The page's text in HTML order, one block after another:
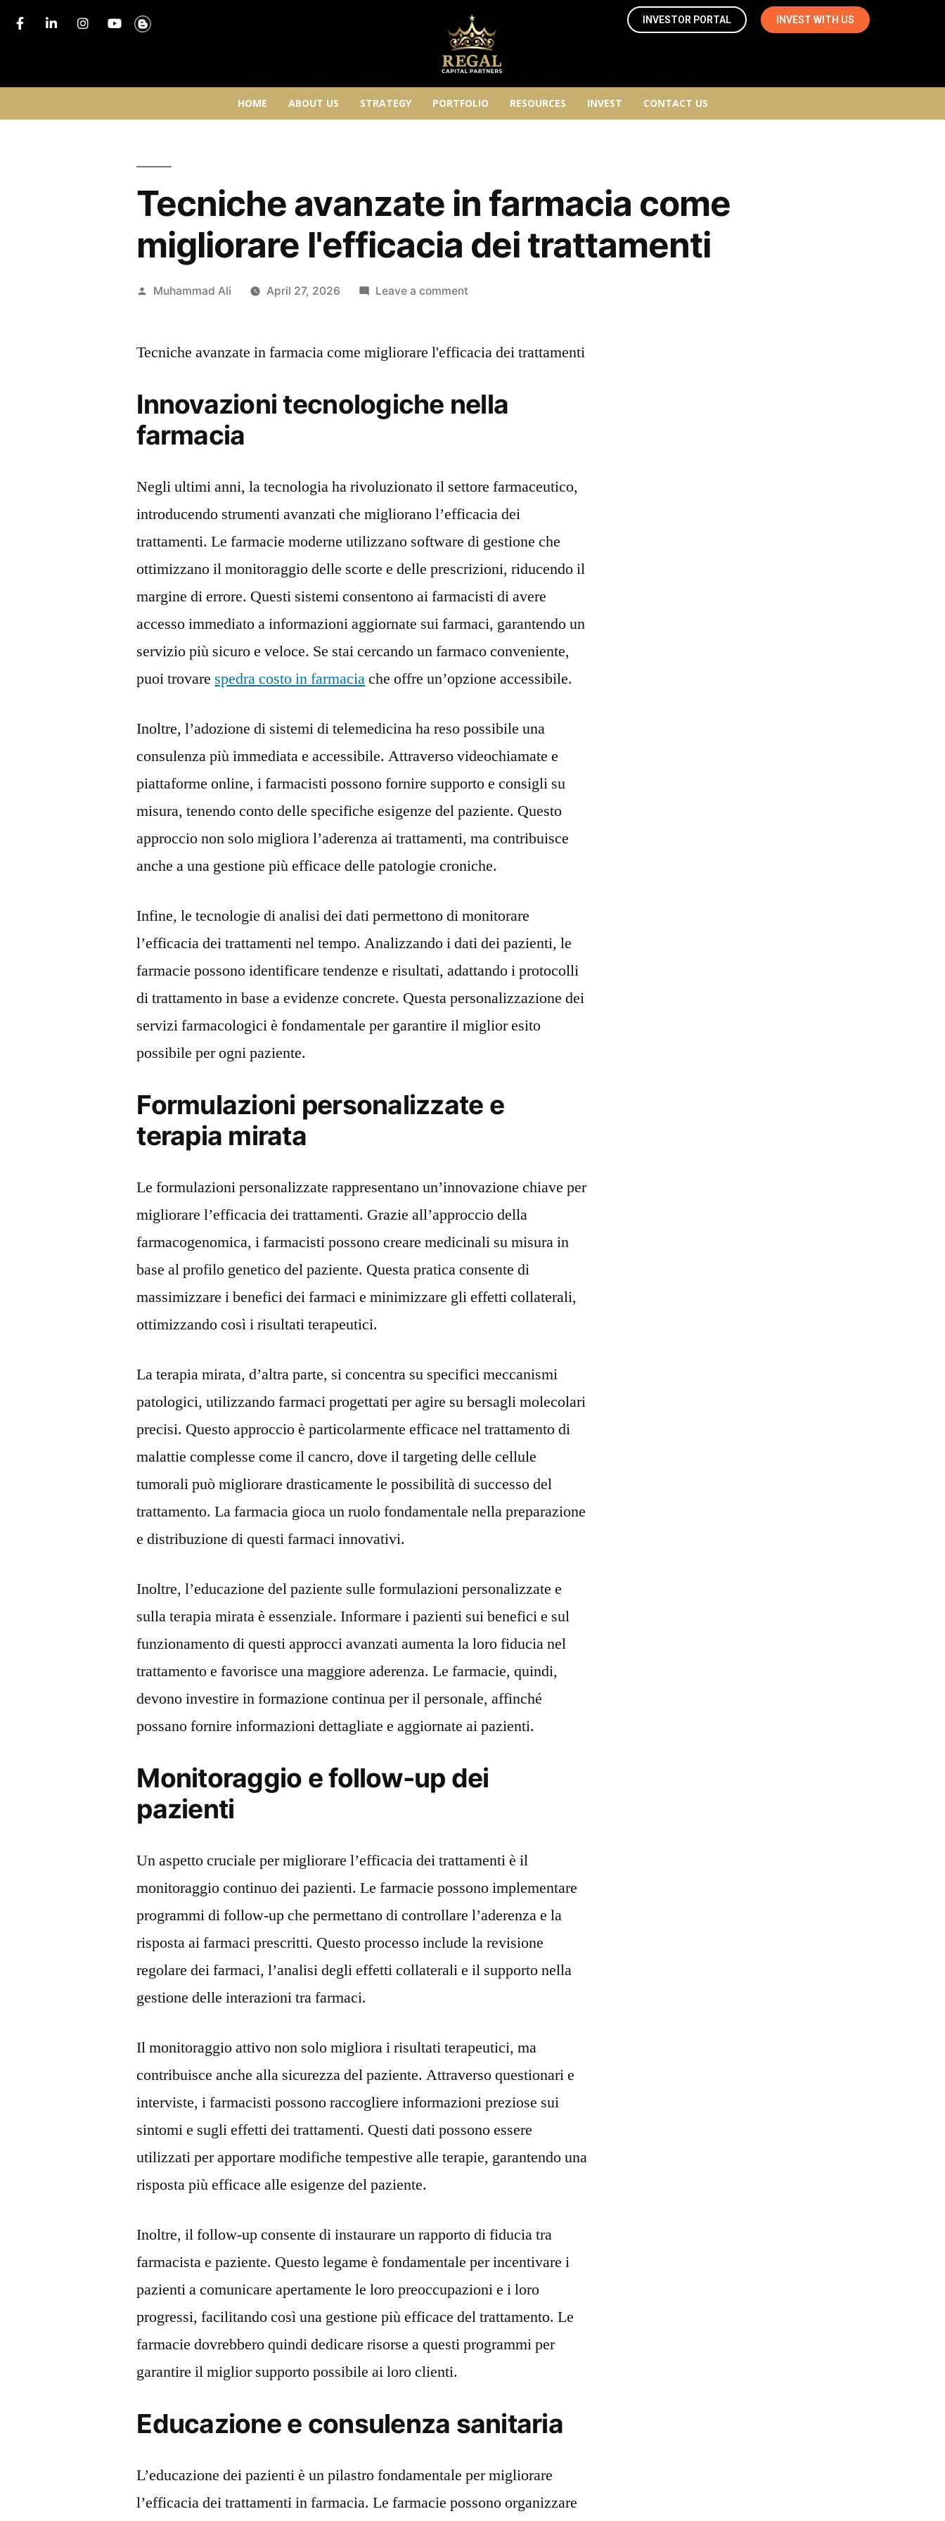
INVESTOR PORTAL INVEST WITH US
HOME ABOUT US STRATEGY PORTFOLIO RESOURCES INVEST CONTACT US
Tecniche avanzate in farmacia come
migliorare l'efficacia dei trattamenti
Muhammad Ali April 27, 2026 Leave a comment
Tecniche avanzate in farmacia come migliorare l'efficacia dei trattamenti
Innovazioni tecnologiche nella
farmacia
Negli ultimi anni, la tecnologia ha rivoluzionato il settore farmaceutico,
introducendo strumenti avanzati che migliorano l’efficacia dei
trattamenti. Le farmacie moderne utilizzano software di gestione che
ottimizzano il monitoraggio delle scorte e delle prescrizioni, riducendo il
margine di errore. Questi sistemi consentono ai farmacisti di avere
accesso immediato a informazioni aggiornate sui farmaci, garantendo un
servizio più sicuro e veloce. Se stai cercando un farmaco conveniente,
puoi trovare spedra costo in farmaciache offre un’opzione accessibile.
Inoltre, l’adozione di sistemi di telemedicina ha reso possibile una
consulenza più immediata e accessibile. Attraverso videochiamate e
piattaforme online, i farmacisti possono fornire supporto e consigli su
misura, tenendo conto delle specifiche esigenze del paziente. Questo
approccio non solo migliora l’aderenza ai trattamenti, ma contribuisce
anche a una gestione più efficace delle patologie croniche.
Infine, le tecnologie di analisi dei dati permettono di monitorare
l’efficacia dei trattamenti nel tempo. Analizzando i dati dei pazienti, le
farmacie possono identificare tendenze e risultati, adattando i protocolli
di trattamento in base a evidenze concrete. Questa personalizzazione dei
servizi farmacologici è fondamentale per garantire il miglior esito
possibile per ogni paziente.
Formulazioni personalizzate e
terapia mirata
Le formulazioni personalizzate rappresentano un’innovazione chiave per
migliorare l’efficacia dei trattamenti. Grazie all’approccio della
farmacogenomica, i farmacisti possono creare medicinali su misura in
base al profilo genetico del paziente. Questa pratica consente di
massimizzare i benefici dei farmaci e minimizzare gli effetti collaterali,
ottimizzando così i risultati terapeutici.
La terapia mirata, d’altra parte, si concentra su specifici meccanismi
patologici, utilizzando farmaci progettati per agire su bersagli molecolari
precisi. Questo approccio è particolarmente efficace nel trattamento di
malattie complesse come il cancro, dove il targeting delle cellule
tumorali può migliorare drasticamente le possibilità di successo del
trattamento. La farmacia gioca un ruolo fondamentale nella preparazione
e distribuzione di questi farmaci innovativi.
Inoltre, l’educazione del paziente sulle formulazioni personalizzate e
sulla terapia mirata è essenziale. Informare i pazienti sui benefici e sul
funzionamento di questi approcci avanzati aumenta la loro fiducia nel
trattamento e favorisce una maggiore aderenza. Le farmacie, quindi,
devono investire in formazione continua per il personale, affinché
possano fornire informazioni dettagliate e aggiornate ai pazienti.
Monitoraggio e follow-up dei
pazienti
Un aspetto cruciale per migliorare l’efficacia dei trattamenti è il
monitoraggio continuo dei pazienti. Le farmacie possono implementare
programmi di follow-up che permettano di controllare l’aderenza e la
risposta ai farmaci prescritti. Questo processo include la revisione
regolare dei farmaci, l’analisi degli effetti collaterali e il supporto nella
gestione delle interazioni tra farmaci.
Il monitoraggio attivo non solo migliora i risultati terapeutici, ma
contribuisce anche alla sicurezza del paziente. Attraverso questionari e
interviste, i farmacisti possono raccogliere informazioni preziose sui
sintomi e sugli effetti dei trattamenti. Questi dati possono essere
utilizzati per apportare modifiche tempestive alle terapie, garantendo una
risposta più efficace alle esigenze del paziente.
Inoltre, il follow-up consente di instaurare un rapporto di fiducia tra
farmacista e paziente. Questo legame è fondamentale per incentivare i
pazienti a comunicare apertamente le loro preoccupazioni e i loro
progressi, facilitando così una gestione più efficace del trattamento. Le
farmacie dovrebbero quindi dedicare risorse a questi programmi per
garantire il miglior supporto possibile ai loro clienti.
Educazione e consulenza sanitaria
L’educazione dei pazienti è un pilastro fondamentale per migliorare
l’efficacia dei trattamenti in farmacia. Le farmacie possono organizzare